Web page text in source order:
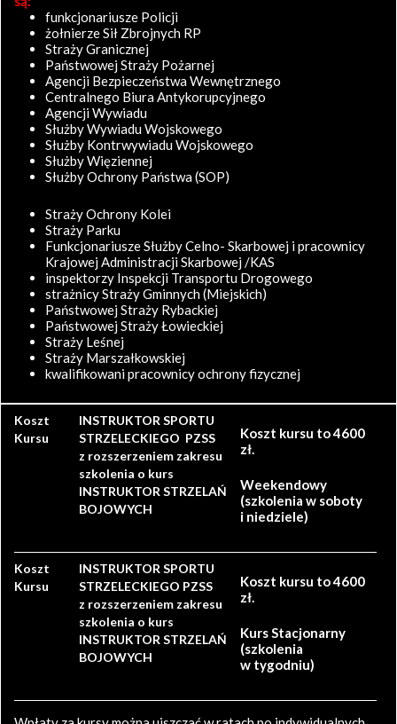
funkcjonariusze Policji
żołnierze Sił Zbrojnych RP
Straży Granicznej
Państwowej Straży Pożarnej
Agencji Bezpieczeństwa Wewnętrznego
Centralnego Biura Antykorupcyjnego
Agencji Wywiadu
Służby Wywiadu Wojskowego
Służby Kontrwywiadu Wojskowego
Służby Więziennej
Służby Ochrony Państwa (SOP)
Straży Ochrony Kolei
Straży Parku
Funkcjonariusze Służby Celno- Skarbowej i pracownicy
Krajowej Administracji Skarbowej /KAS
inspektorzy Inspekcji Transportu Drogowego
strażnicy Straży Gminnych (Miejskich)
Państwowej Straży Rybackiej
Państwowej Straży Łowieckiej
Straży Leśnej
Straży Marszałkowskiej
kwalifikowani pracownicy ochrony fizycznej
Koszt
Kursu
INSTRUKTOR SPORTU
STRZELECKIEGO PZSS
z rozszerzeniem zakresu
szkolenia o kurs
INSTRUKTOR STRZELAŃ
BOJOWYCH
Koszt kursu to 4600
zł.
Weekendowy
(szkolenia w soboty
i niedziele)
Koszt
Kursu
INSTRUKTOR SPORTU
STRZELECKIEGO PZSS
z rozszerzeniem zakresu
szkolenia o kurs
INSTRUKTOR STRZELAŃ
BOJOWYCH
Koszt kursu to 4600
zł.
Kurs Stacjonarny
(szkolenia
w tygodniu)